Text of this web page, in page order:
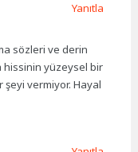
sözleri ve derin
hissinin yüzeysel bir
şeyi vermiyor. Hayal
Yanıtla